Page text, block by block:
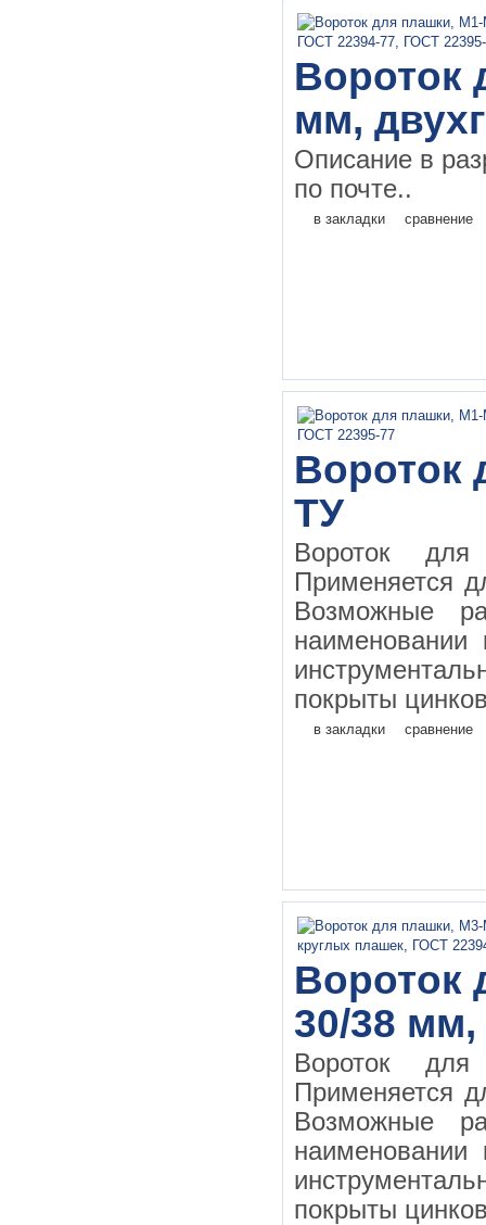
Вороток
мм,
Описание в
по почте..
в закладки сравнение
Вороток
ТУ
Вороток
Применяется
Возможные
наименовании
покрыты
в закладки сравнение
Вороток
30/38
Вороток
Применяется
Возможные
наименовании
покрыты